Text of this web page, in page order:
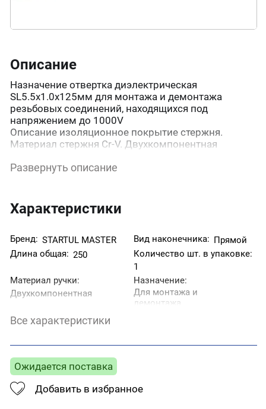
Описание
Назначение отвертка диэлектрическая
SL5.5х1.0х125мм для монтажа и демонтажа
резьбовых соединений, находящихся под
напряжением до 1000V
Описание изоляционное покрытие стержня.
Материал стержня Cr-V. Двухкомпонентная
намагничен
Упаковка индивидуальный подвес с отверстием
под крюк
Развернуть описание
Характеристики
Бренд: STARTUL MASTER Вид наконечника: Прямой
Длина общая: 250
Количество шт. в упаковке:
1
Материал ручки:
Двухкомпонентная
Назначение:
Для монтажа и
демонтажа
напряжением
Страна производитель:
Китай
Все характеристики
Ожидается поставка
Добавить в избранное